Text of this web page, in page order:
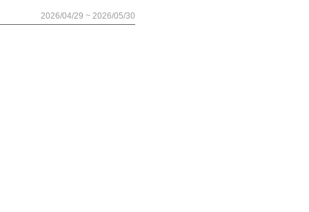
2026/04/29 ~ 2026/05/30